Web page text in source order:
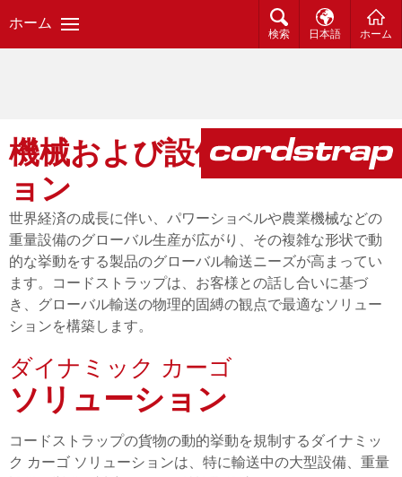
ホーム
検索 日本語 ホーム
機械および設備ソリューシ
ョン
世界経済の成長に伴い、パワーショベルや農業機械などの
重量設備のグローバル生産が広がり、その複雑な形状で動
的な挙動をする製品のグローバル輸送ニーズが高まってい
ます。コードストラップは、お客様との話し合いに基づ
き、グローバル輸送の物理的固縛の観点で最適なソリュー
ションを構築します。
ダイナミック カーゴ
ソリューション
コードストラップの貨物の動的挙動を規制するダイナミッ
ク カーゴ ソリューションは、特に輸送中の大型設備、重量